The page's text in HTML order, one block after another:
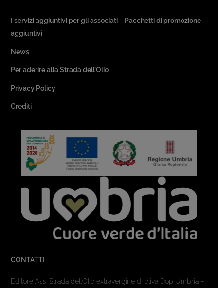
I servizi aggiuntivi per gli associati – Pacchetti di promozione
aggiuntivi
News
Per aderire alla Strada dell’Olio
Privacy Policy
Crediti
CONTATTI
Editore Ass. Strada dell’Olio extravergine di oliva Dop Umbria –